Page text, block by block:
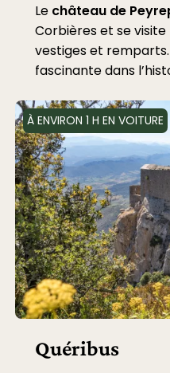
Le château de
Corbières et se
vestiges et
fascinante dans
À ENVIRON 1 H EN VOITURE
Quéribus